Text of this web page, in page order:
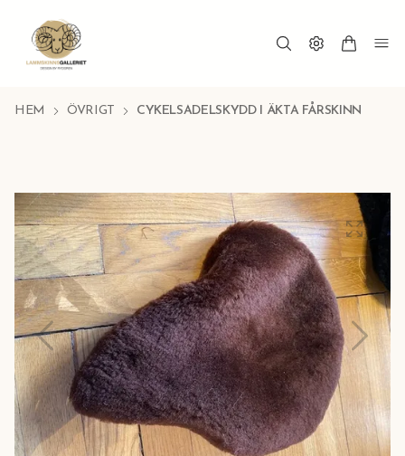
HEM ÖVRIGT CYKELSADELSKYDD I ÄKTA FÅRSKINN